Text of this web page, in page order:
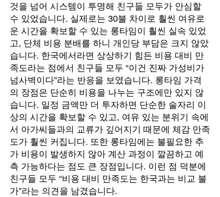
것을 넘어 시스템이 투명해 친구들 모두가 안심할
수 있었습니다. 실제로는 30불 차이로 훨씬 여유로
운 시간을 확보할 수 있는 롱타임이 훨씬 실속 있었
고, 단체 비용 분배를 하니 개인당 부담은 크지 않았
습니다. 한국에서라면 상상하기 힘든 비용 대비 만
족도라는 점에서 친구들 모두 “이건 진짜 가성비가
넘사벽이다”라는 반응을 보였습니다. 롱타임 가격
의 장점은 단순히 비용을 나누는 구조에만 있지 않
습니다. 일정 금액만 더 투자하면 단순한 술자리 이
상의 시간을 확보할 수 있고, 여유 있는 분위기 속에
서 아가씨들과의 교류가 깊어지기 때문에 체감 만족
도가 훨씬 커집니다. 또한 롱타임에는 불필요한 추
가 비용이 발생하지 않아 계산 과정이 깔끔하고 예
측 가능하다는 점도 큰 장점입니다. 이런 점 덕분에
친구들 모두 “비용 대비 만족도는 한국과는 비교 불
가”라는 의견을 남겼습니다.